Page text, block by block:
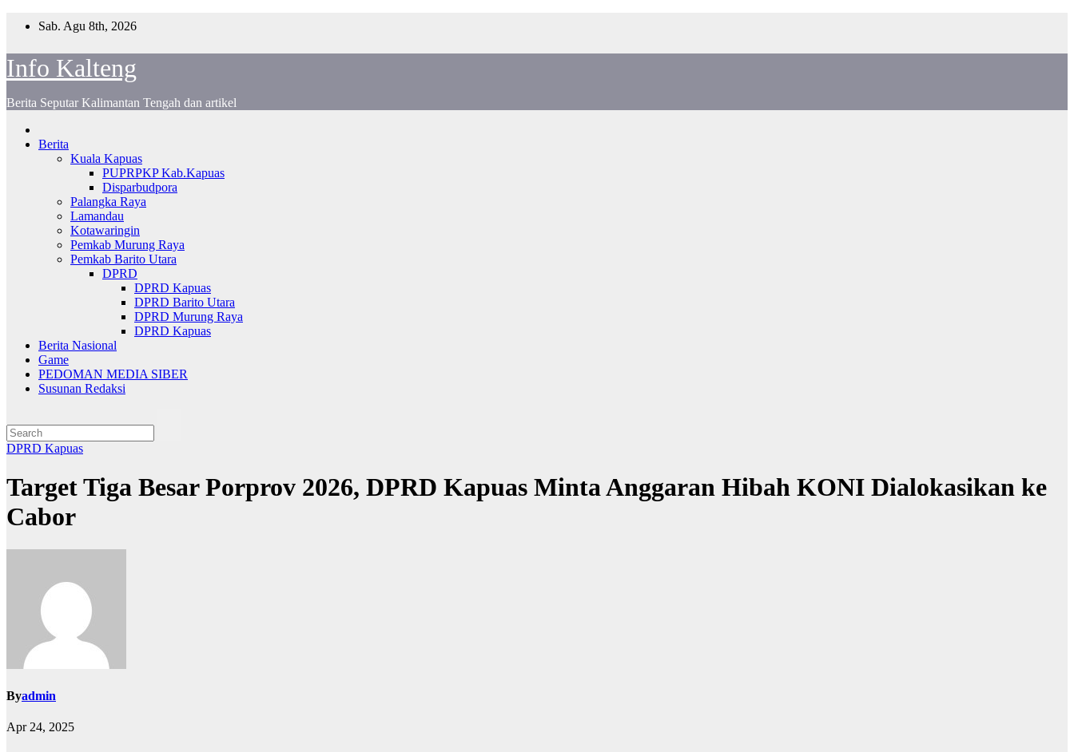
Sab. Agu 8th, 2026
Info Kalteng
Berita Seputar Kalimantan Tengah dan artikel
Berita
Kuala Kapuas
PUPRPKP Kab.Kapuas
Disparbudpora
Palangka Raya
Lamandau
Kotawaringin
Pemkab Murung Raya
Pemkab Barito Utara
DPRD
DPRD Kapuas
DPRD Barito Utara
DPRD Murung Raya
DPRD Kapuas
Berita Nasional
Game
PEDOMAN MEDIA SIBER
Susunan Redaksi
DPRD Kapuas
Target Tiga Besar Porprov 2026, DPRD Kapuas Minta Anggaran Hibah KONI Dialokasikan ke
Cabor
Byadmin
Apr 24, 2025